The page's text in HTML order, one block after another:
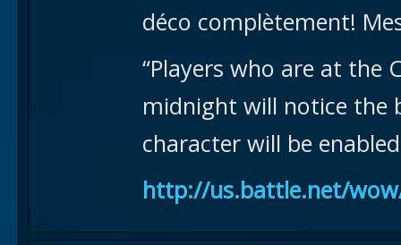
déco complètement!
“Players who are at the
midnight will notice the
character will be
http://us.battle.net/